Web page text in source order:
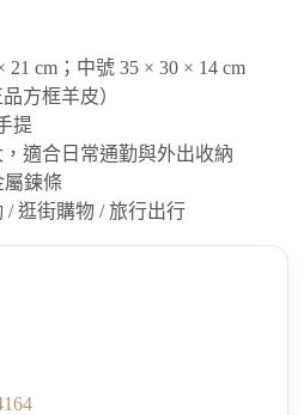
21 cm；中號 35 × 30 × 14 cm
方框羊皮）
提
適合日常通勤與外出收納
屬鍊條
/ 逛街購物 / 旅行出行